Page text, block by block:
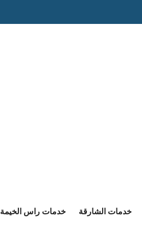
خدمات الشارقة خدمات راس الخيمة